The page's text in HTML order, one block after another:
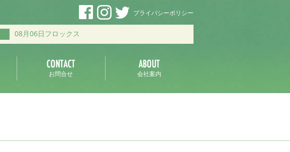
プライバシーポリシー
08月06日フロックス
お問合せ 会社案内